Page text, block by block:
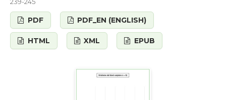
239-245
PDF PDF_EN (ENGLISH)
HTML XML EPUB